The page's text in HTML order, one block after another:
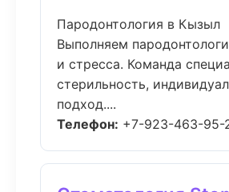
Пародонтология в Кызыл
Выполняем
и стресса. Команда
стерильность,
подход....
Телефон: +7-923-463-95-